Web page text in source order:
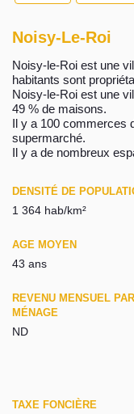
Noisy-Le-Roi
Noisy-le-Roi est une
habitants sont
Noisy-le-Roi est une
49 % de maisons.
Il y a 100
supermarché.
Il y a de nombreux
DENSITÉ DE
1 364 hab/km²
AGE MOYEN
43 ans
REVENU MENSUEL PAR
MÉNAGE
ND
TAXE FONCIÈRE